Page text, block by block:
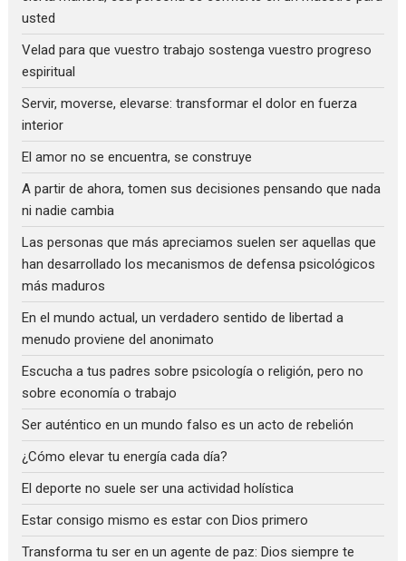
usted
Velad para que vuestro trabajo sostenga vuestro progreso
espiritual
Servir, moverse, elevarse: transformar el dolor en fuerza
interior
El amor no se encuentra, se construye
A partir de ahora, tomen sus decisiones pensando que nada
ni nadie cambia
Las personas que más apreciamos suelen ser aquellas que
han desarrollado los mecanismos de defensa psicológicos
más maduros
En el mundo actual, un verdadero sentido de libertad a
menudo proviene del anonimato
Escucha a tus padres sobre psicología o religión, pero no
sobre economía o trabajo
Ser auténtico en un mundo falso es un acto de rebelión
¿Cómo elevar tu energía cada día?
El deporte no suele ser una actividad holística
Estar consigo mismo es estar con Dios primero
Transforma tu ser en un agente de paz: Dios siempre te